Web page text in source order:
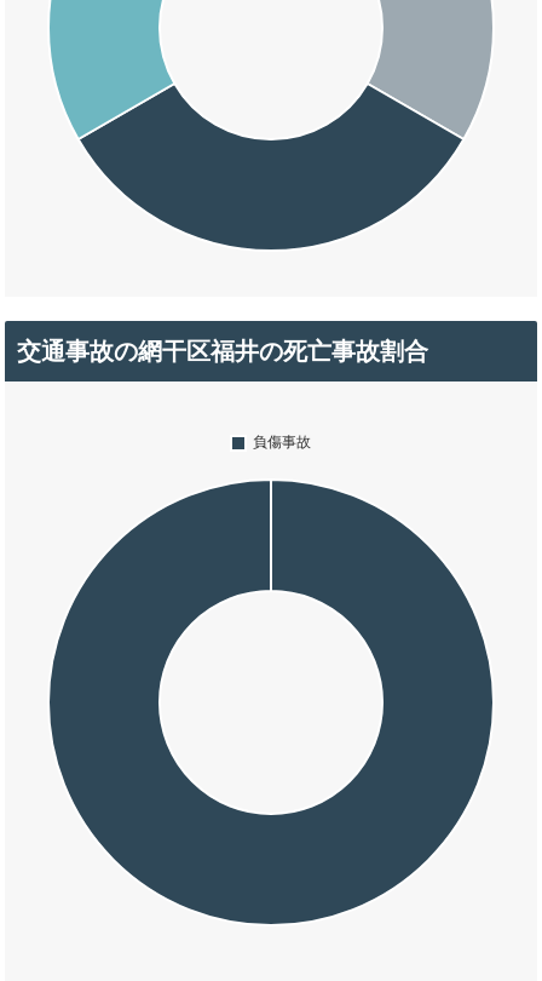
交通事故の網干区福井の死亡事故割合